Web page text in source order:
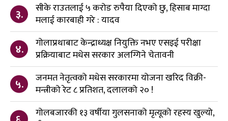
३.
सीके राउतलाई ५ करोड रुपैया दिएको छु, हिसाब माग्दा
मलाई कारबाही गरे : यादव
४.
गोलाप्रथाबाट केन्द्राध्यक्ष नियुक्ति नभए एसइई परीक्षा
प्रक्रियाबाट मधेस सरकार अलग्गिने चेतावनी
५.
जनमत नेतृत्वको मधेस सरकारमा योजना खरिद विक्री-
मन्त्रीको रेट ८ प्रतिशत, दलालको २० !
गोलबजारकी १३ वर्षीया गुलसनाको मृत्यूको रहस्य खुल्यो,